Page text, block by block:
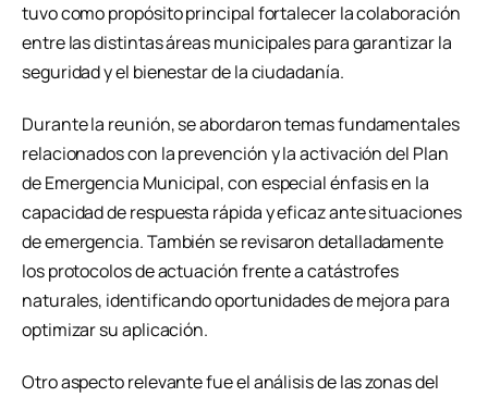
tuvo como propósito principal fortalecer la colaboración
entre las distintas áreas municipales para garantizar la
seguridad y el bienestar de la ciudadanía.
Durante la reunión, se abordaron temas fundamentales
relacionados con la prevención y la activación del Plan
de Emergencia Municipal, con especial énfasis en la
capacidad de respuesta rápida y eficaz ante situaciones
de emergencia. También se revisaron detalladamente
los protocolos de actuación frente a catástrofes
naturales, identificando oportunidades de mejora para
optimizar su aplicación.
Otro aspecto relevante fue el análisis de las zonas del